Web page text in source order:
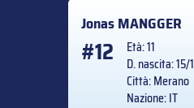
JonasMANGGER
#12
Età: 11
D. nascita: 15/
Città: Merano
Nazione: IT